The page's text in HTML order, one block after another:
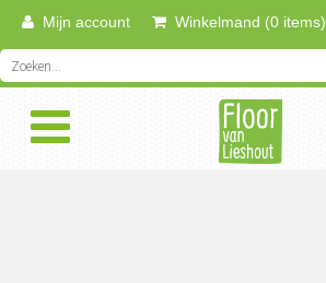
Mijn account Winkelmand (0 items)